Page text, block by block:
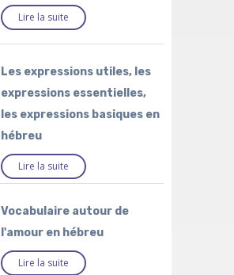
Lire la suite
Les expressions utiles, les
expressions essentielles,
les expressions basiques en
hébreu
Lire la suite
Vocabulaire autour de
l'amour en hébreu
Lire la suite